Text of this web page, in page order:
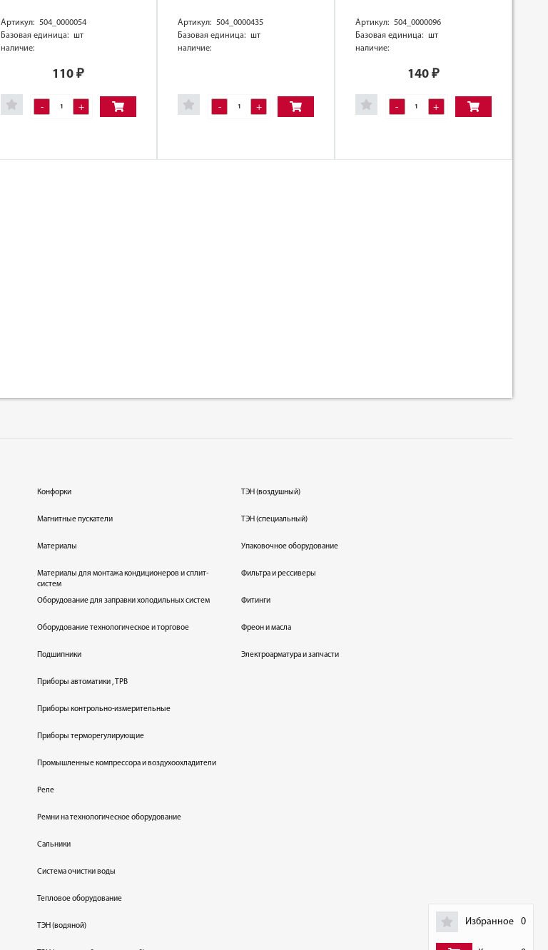
Избранное 0
Артикул: 504_0000054
Базовая единица: шт
наличие:
110 ₽
- +
Артикул: 504_0000435
Базовая единица: шт
наличие:
- +
Артикул: 504_0000096
Базовая единица: шт
наличие:
140 ₽
- +
Конфорки
Магнитные пускатели
Материалы
Материалы для монтажа кондиционеров и сплит-
систем
Оборудование для заправки холодильных систем
Оборудование технологическое и торговое
Подшипники
Приборы автоматики , ТРВ
Приборы контрольно-измерительные
Приборы терморегулирующие
Промышленные компрессора и воздухоохладители
Реле
Ремни на технологическое оборудование
Сальники
Система очистки воды
Тепловое оборудование
ТЭН (водяной)
ТЭН (воздушный)
ТЭН (специальный)
Упаковочное оборудование
Фильтра и рессиверы
Фитинги
Фреон и масла
Электроарматура и запчасти